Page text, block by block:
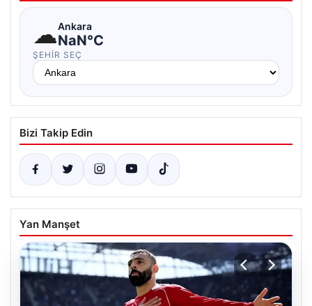
☁Ankara
NaN°C
ŞEHIR SEÇ
Bizi Takip Edin
Yan Manşet